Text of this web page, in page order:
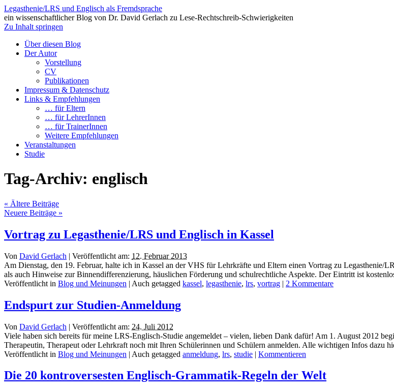
Legasthenie/LRS und Englisch als Fremdsprache
ein wissenschaftlicher Blog von Dr. David Gerlach zu Lese-Rechtschreib-Schwierigkeiten
Zu Inhalt springen
Über diesen Blog
Der Autor
Vorstellung
CV
Publikationen
Impressum & Datenschutz
Links & Empfehlungen
… für Eltern
… für LehrerInnen
… für TrainerInnen
Weitere Empfehlungen
Veranstaltungen
Studie
Tag-Archiv: englisch
« Ältere Beiträge
Neuere Beiträge »
Vortrag zu Legasthenie/LRS und Englisch in Kassel
Von David Gerlach | Veröffentlicht am: 12. Februar 2013
Am Dienstag, den 19. Februar, halte ich in Kassel an der VHS für Lehrkräfte und Eltern einen Vortrag zu
als auch Hinweise zur Binnendifferenzierung, häuslichen Förderung und schulrechtliche Aspekte. Der Eintritt ist
Veröffentlicht in Blog und Meinungen | Auch getagged kassel, legasthenie, lrs, vortrag | 2 Kommentare
Endspurt zur Studien-Anmeldung
Von David Gerlach | Veröffentlicht am: 24. Juli 2012
Viele haben sich bereits für meine LRS-Englisch-Studie angemeldet – vielen, lieben Dank dafür! Am 1. August 2012
Therapeutin, Therapeut oder Lehrkraft noch mit Ihren Schülerinnen und Schülern anmelden. Alle wichtigen Infos
Veröffentlicht in Blog und Meinungen | Auch getagged anmeldung, lrs, studie | Kommentieren
Die 20 kontroversesten Englisch-Grammatik-Regeln der Welt